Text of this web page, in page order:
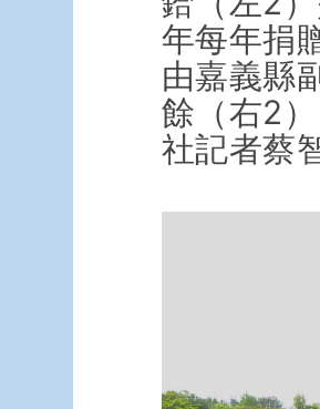
年每年捐
由嘉義縣
餘（右2
社記者蔡